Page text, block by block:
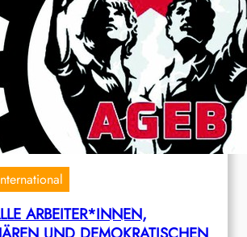
ARBEITER*INNEN,